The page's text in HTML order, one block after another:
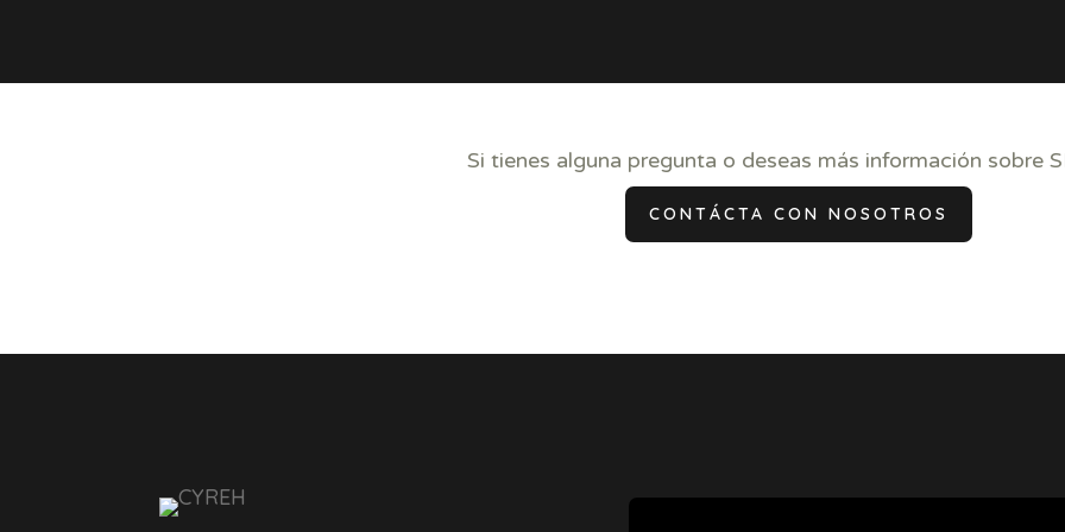
Si tienes alguna pregunta o deseas más información sobre
CONTÁCTA CON NOSOTROS